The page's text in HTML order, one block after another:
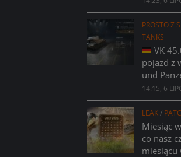
PROSTO Z
TANKS
VK
pojazd z
und
14:15, 6
LEAK/
Miesiąc
co nasz
miesiącu